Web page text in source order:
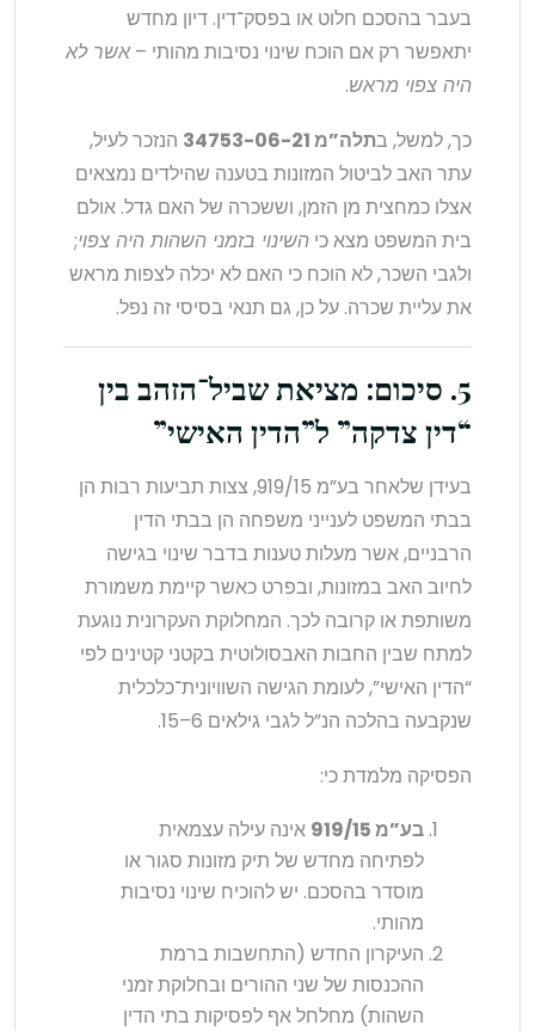
בעבר בהסכם חלוט או בפסק־דין. דיון מחדש
יתאפשר רק אם הוכח שינוי נסיבות מהותי – אשר לא
היה צפוי מראש.
כך, למשל, בתלה”מ 34753-06-21
הנזכר לעיל,
עתר האב לביטול המזונות בטענה שהילדים נמצאים
אצלו כמחצית מן הזמן, וששכרה של האם גדל. אולם
בית המשפט מצא כי השינוי בזמני השהות היה צפוי;
ולגבי השכר, לא הוכח כי האם לא יכלה לצפות מראש
את עליית שכרה. על כן, גם תנאי בסיסי זה נפל.
5. סיכום: מציאת שביל־הזהב בין
“דין צדקה” ל”הדין האישי”
בעידן שלאחר בע”מ 919/15, צצות תביעות רבות הן
בבתי המשפט לענייני משפחה הן בבתי הדין
הרבניים, אשר מעלות טענות בדבר שינוי בגישה
לחיוב האב במזונות, ובפרט כאשר קיימת משמורת
משותפת או קרובה לכך. המחלוקת העקרונית נוגעת
למתח שבין החבות האבסולוטית בקטני קטינים לפי
“הדין האישי”, לעומת הגישה השוויונית־כלכלית
שנקבעה בהלכה הנ”ל לגבי גילאים 6–15.
הפסיקה מלמדת כי:
בע”מ 919/15
אינה עילה עצמאית
לפתיחה מחדש של תיק מזונות סגור או
מוסדר בהסכם. יש להוכיח שינוי נסיבות
מהותי.
העיקרון החדש (התחשבות ברמת
ההכנסות של שני ההורים ובחלוקת זמני
השהות) מחלחל אף לפסיקות בתי הדין